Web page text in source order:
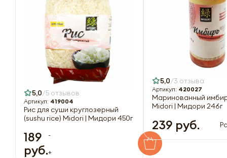
5,0 5 отзывов
Артикул: 419004
Рис для суши круглозерный
(sushu rice) Midori | Мидори 450г
189
руб.
-
+
5,0 3 отзыва
Артикул: 420027
Маринованный
Midori | Мидори 246г
239 руб.